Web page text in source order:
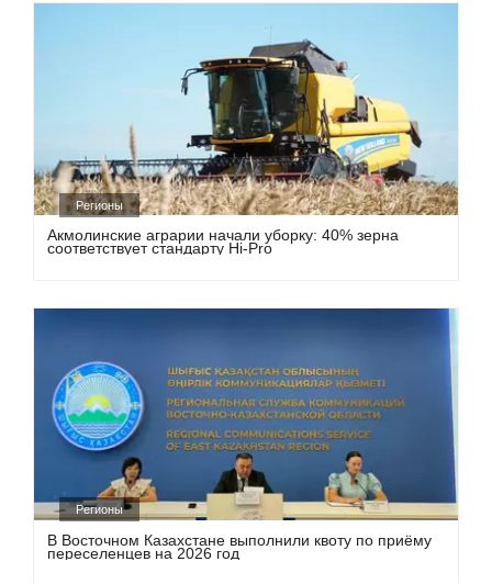
Регионы
Акмолинские аграрии начали уборку: 40% зерна
соответствует стандарту Hi-Pro
Регионы
В Восточном Казахстане выполнили квоту по приёму
переселенцев на 2026 год